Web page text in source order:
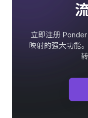
立即注册
映射的强大功能